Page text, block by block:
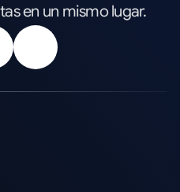
en un mismo lugar.